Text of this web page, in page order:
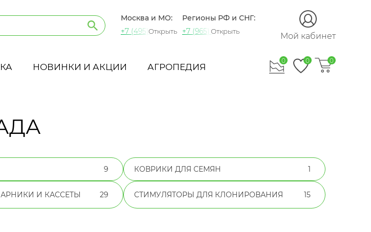
Москва и МО:
+7 (495) 721-60-15
Открыть
Регионы РФ и СНГ:
+7 (965) 420-10-10
Открыть Мой кабинет
НОВИНКИ И АКЦИИ АГРОПЕДИЯ
0 0 0
9 КОВРИКИ ДЛЯ СЕМЯН 1
И КАССЕТЫ 29 СТИМУЛЯТОРЫ ДЛЯ КЛОНИРОВАНИЯ 15